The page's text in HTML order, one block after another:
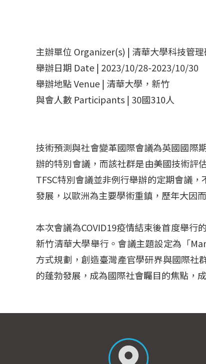
主辦單位 Organizer(s) | 清華大學科技管
舉辦日期 Date | 2023/10/28-2023/10/30
舉辦地點 Venue | 清華大學，新竹
與會人數 Participants | 30國310人
技術預測與社會變革國際會議為英國國際
辦的特別會議，而該社群是由美國技術評
TFSC特別會議並非例行舉辦的定期會議
發展，以歐洲為主要學術重鎮，歷年大因
本次會議為COVID19疫情結束後首度舉
新竹清華大學舉行。會議主題設定為「
方式規劃，創造臺灣產官學研界與國際社
的蓬勃發展，成為國際社會矚目的焦點，